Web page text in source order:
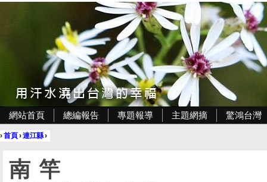
網站首頁 總編報告 專題報導 主題網摘 驚鴻台灣
›首頁›連江縣›
南 竿